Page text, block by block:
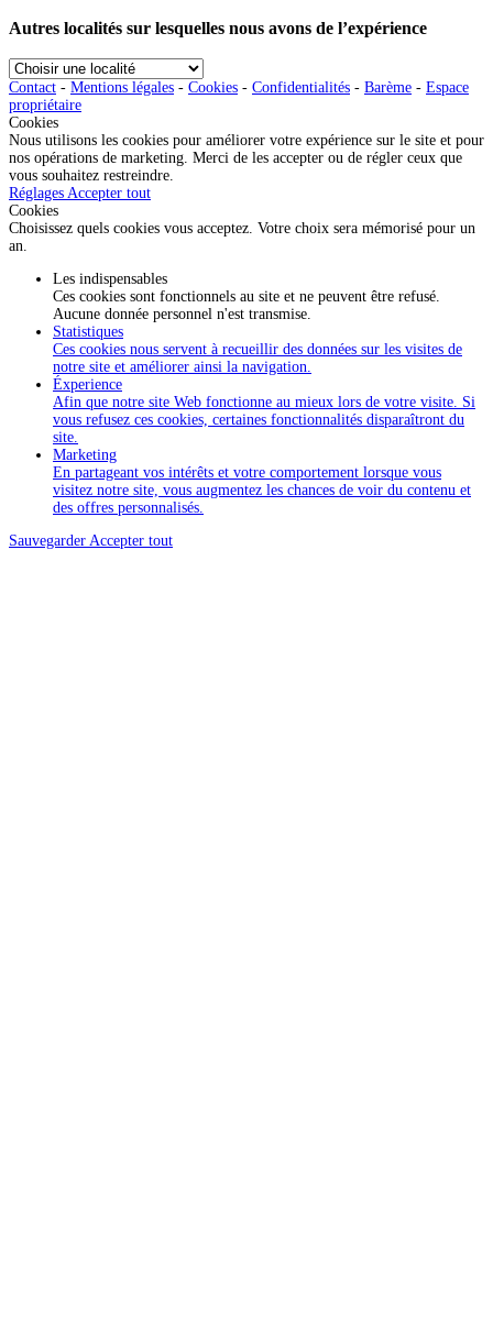
Autres localités sur lesquelles nous avons de l’expérience
Choisir
une
localité
Contact - Mentions légales - Cookies - Confidentialités - Barème - Espace
propriétaire
Cookies
Nous utilisons les cookies pour améliorer votre expérience sur le site et pour
nos opérations de marketing. Merci de les accepter ou de régler ceux que
vous souhaitez restreindre.
Réglages Accepter tout
Cookies
Choisissez quels cookies vous acceptez. Votre choix sera mémorisé pour un
an.
Les indispensables
Ces cookies sont fonctionnels au site et ne peuvent être refusé.
Aucune donnée personnel n'est transmise.
Statistiques
Ces cookies nous servent à recueillir des données sur les visites de
notre site et améliorer ainsi la navigation.
Éxperience
Afin que notre site Web fonctionne au mieux lors de votre visite. Si
vous refusez ces cookies, certaines fonctionnalités disparaîtront du
site.
Marketing
En partageant vos intérêts et votre comportement lorsque vous
visitez notre site, vous augmentez les chances de voir du contenu et
des offres personnalisés.
Sauvegarder Accepter tout